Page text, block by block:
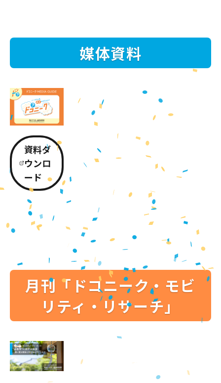
媒体資料
資料ダ
ウンロ
ード
月刊「ドコニーク・モビ
リティ・リサーチ」